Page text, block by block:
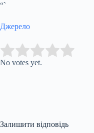
“`
Джерело
Rate this item:
No votes yet.
Залишити відповідь